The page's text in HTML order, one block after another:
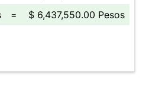
= $ 6,437,550.00 Pesos